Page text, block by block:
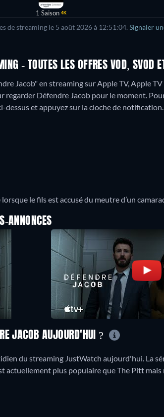
1 Saison 4K
de streaming le 5 août 2026à 12:51:04. Signaler
- TOUTES LES OFFRES VOD, SVOD
Jacob" en streaming sur Apple TV, Apple TV
Défendre Jacob pour le moment.
et appuyez sur la cloche de notification.
le fils est accusé du meutre d’un
ANNONCES
JACOB AUJOURD'HUI ?
du streaming JustWatch aujourd'hui. La
actuellement plus populaire que The Pitt